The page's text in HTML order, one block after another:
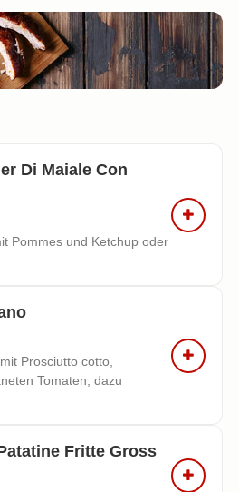
Di Maiale Con
Pommes und Ketchup oder
Prosciutto cotto,
Tomaten, dazu
Fritte Gross